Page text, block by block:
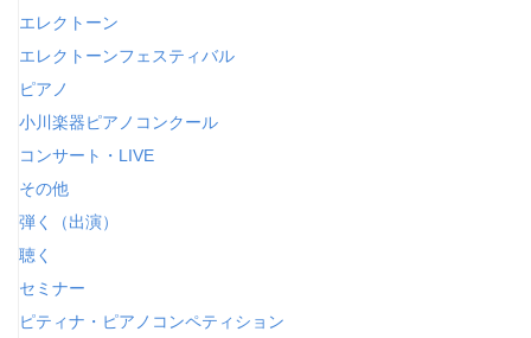
エレクトーン
エレクトーンフェスティバル
ピアノ
小川楽器ピアノコンクール
コンサート・LIVE
その他
弾く（出演）
聴く
セミナー
ピティナ・ピアノコンペティション